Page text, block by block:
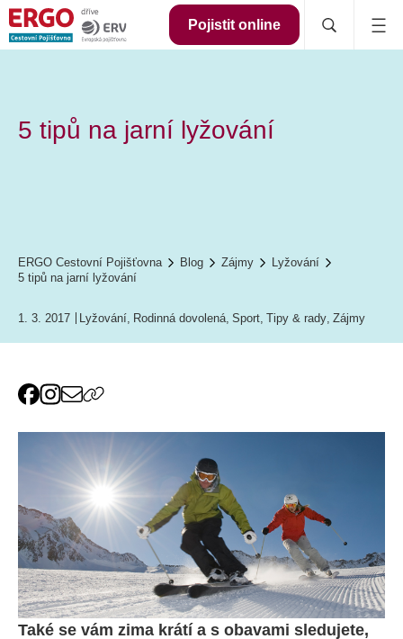
Pojistit online
5 tipů na jarní lyžování
ERGO Cestovní Pojišťovna Blog Zájmy
Lyžování
5 tipů na jarní lyžování
1. 3. 2017 Lyžování, Rodinná dovolená, Sport, Tipy & rady, Zájmy
Také se vám zima krátí a s obavami sledujete,